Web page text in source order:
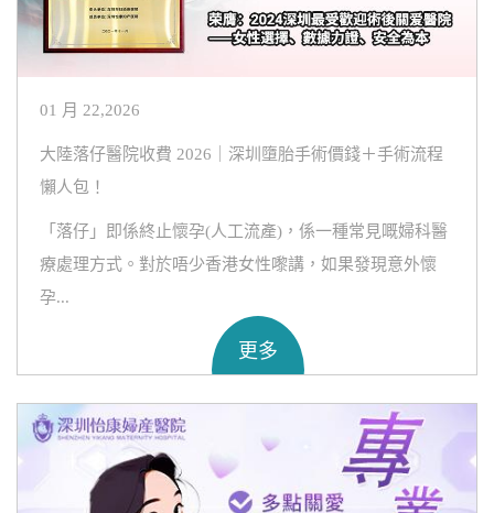
01 月 22,2026
大陸落仔醫院收費 2026｜深圳墮胎手術價錢＋手術流程
懶人包！
「落仔」即係終止懷孕(人工流產)，係一種常見嘅婦科醫
療處理方式。對於唔少香港女性嚟講，如果發現意外懷
孕...
更多